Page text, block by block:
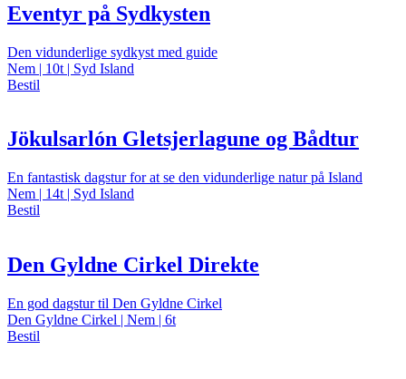
Eventyr på Sydkysten
Den vidunderlige sydkyst med guide
Nem | 10t | Syd Island
Bestil
Jökulsarlón Gletsjerlagune og Bådtur
En fantastisk dagstur for at se den vidunderlige natur på Island
Nem | 14t | Syd Island
Bestil
Den Gyldne Cirkel Direkte
En god dagstur til Den Gyldne Cirkel
Den Gyldne Cirkel | Nem | 6t
Bestil